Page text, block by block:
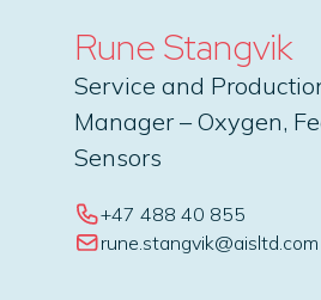
Rune Stangvik
Service and
Manager – Oxygen,
Sensors
+47 488 40 855
rune.stangvik@aisltd.com